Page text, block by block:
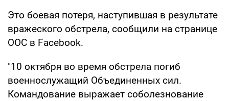
Это боевая потеря, наступившая в результате
вражеского обстрела, сообщили на странице
ООС в Facebook.
"10 октября во время обстрела погиб
военнослужащий Объединенных сил.
Командование выражает соболезнование